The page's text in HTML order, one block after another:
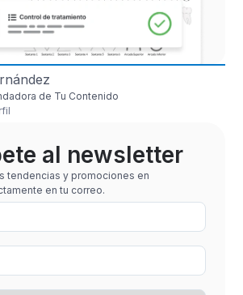
de Tu Contenido
al newsletter
tendencias y promociones en
en tu correo.